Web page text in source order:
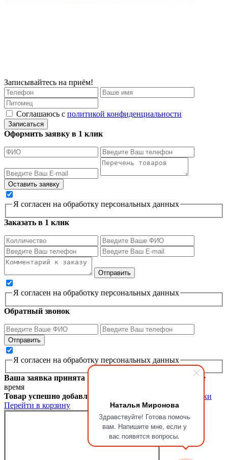
Наталья Миронова
Здравствуйте! Готова помочь
вам. Напишите мне, если у
вас появятся вопросы.
Записывайтесь на приём!
Соглашаюсь с политикой конфиденциальности
Записаться
Оформить заявку в 1 клик
Я согласен на обработку персональных данных
Заказать в 1 клик
Я согласен на обработку персональных данных
Обратный звонок
Я согласен на обработку персональных данных
Ваша заявка принята Мы перезвоним вам в ближайшее
время
Товар успешно добавлен в корзину
Продолжить покупки
Перейти в корзину